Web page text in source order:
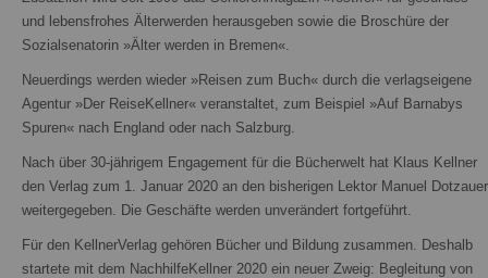
und lebensfrohes Älterwerden herausgeben sowie die Broschüre der
Sozialsenatorin »Älter werden in Bremen«.
Neuerdings werden wieder »Reisen zum Buch« durch die verlagseigene
Agentur »Der ReiseKellner« veranstaltet, zum Beispiel »Auf Barnabys
Spuren« nach England oder nach Salzburg.
Nach über 30-jährigem Engagement für die Bücherwelt hat Klaus Kellner
den Verlag zum 1. Januar 2020 an den bisherigen Lektor Manuel Dotzauer
weitergegeben. Die Geschäfte werden unverändert fortgeführt.
Für den KellnerVerlag gehören Bücher und Bildung zusammen. Deshalb
startete mit dem NachhilfeKellner 2020 ein neuer Zweig: Begleitung von